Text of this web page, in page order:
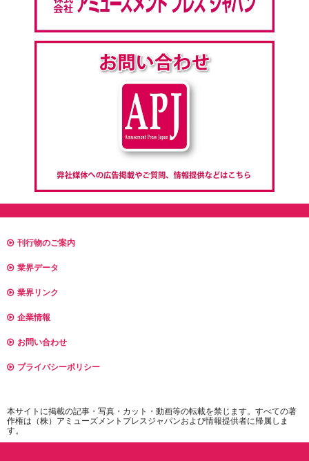
刊行物のご案内
業界データ
業界リンク
企業情報
お問い合わせ
プライバシーポリシー
本サイトに掲載の記事・写真・カット・動画等の転載を禁じます。すべての著
作権は（株）アミューズメントプレスジャパンおよび情報提供者に帰属しま
す。